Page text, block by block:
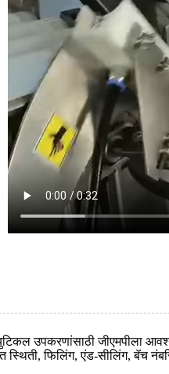
उपकरणांसाठी जीएमपीला
फिलिंग, एंड-सीलिंग, बॅच